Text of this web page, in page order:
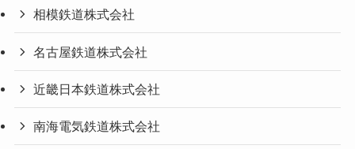
相模鉄道株式会社
名古屋鉄道株式会社
近畿日本鉄道株式会社
南海電気鉄道株式会社